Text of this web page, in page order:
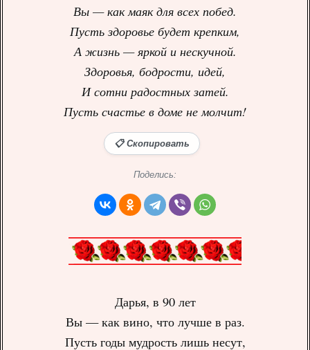
Вы — как маяк для всех побед.
Пусть здоровье будет крепким,
А жизнь — яркой и нескучной.
Здоровья, бодрости, идей,
И сотни радостных затей.
Пусть счастье в доме не молчит!
📋 Скопировать
Поделись:
Дарья, в 90 лет
Вы — как вино, что лучше в раз.
Пусть годы мудрость лишь несут,